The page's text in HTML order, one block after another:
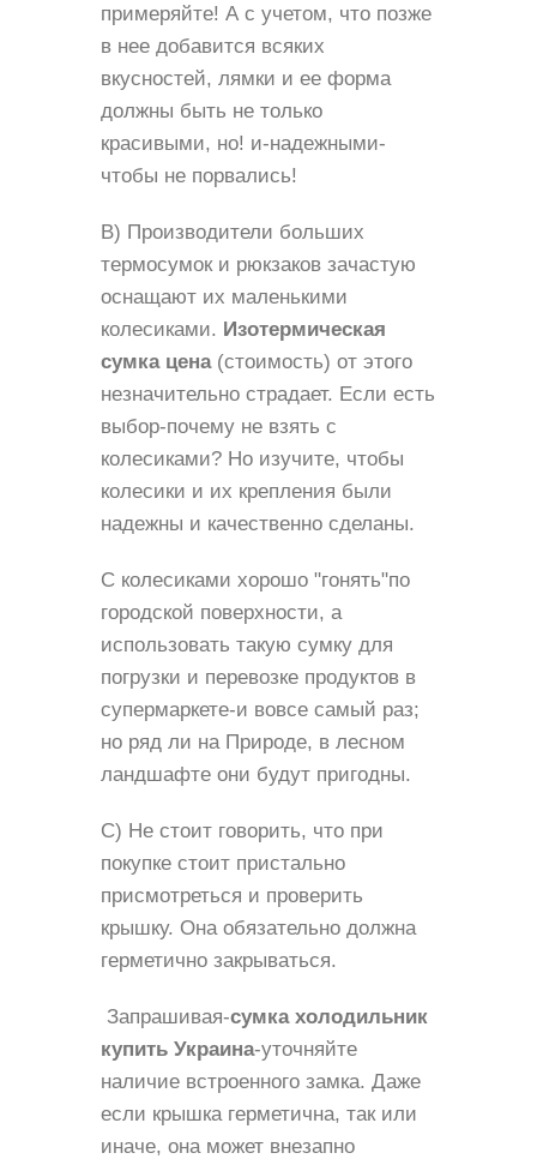
примеряйте! А с учетом, что позже
в нее добавится всяких
вкусностей, лямки и ее форма
должны быть не только
красивыми, но! и-надежными-
чтобы не порвались!
В) Производители больших
термосумок и рюкзаков зачастую
оснащают их маленькими
колесиками. Изотермическая
сумка цена(стоимость) от этого
незначительно страдает. Если есть
выбор-почему не взять с
колесиками? Но изучите, чтобы
колесики и их крепления были
надежны и качественно сделаны.
С колесиками хорошо "гонять"по
городской поверхности, а
использовать такую сумку для
погрузки и перевозке продуктов в
супермаркете-и вовсе самый раз;
но ряд ли на Природе, в лесном
ландшафте они будут пригодны.
С) Не стоит говорить, что при
покупке стоит пристально
присмотреться и проверить
крышку. Она обязательно должна
герметично закрываться.
Запрашивая-сумка холодильник
купить Украина-уточняйте
наличие встроенного замка. Даже
если крышка герметична, так или
иначе, она может внезапно